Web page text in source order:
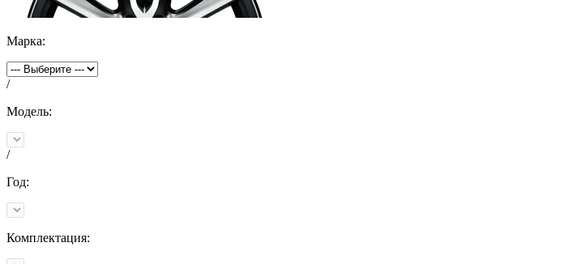
Марка:
/
Модель:
/
Год:
Комплектация: